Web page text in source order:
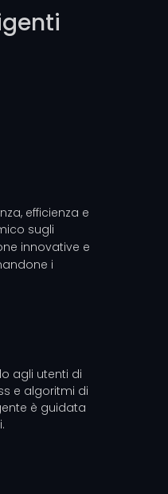
efficienza e
sugli
innovative e
i
agli utenti di
e algoritmi di
è guidata